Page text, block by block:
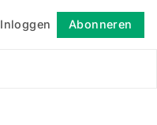
Inloggen Abonneren